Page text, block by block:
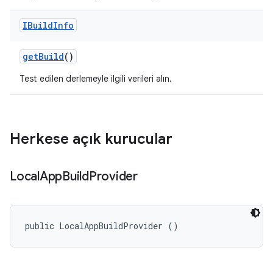
IBuildInfo
getBuild()
Test edilen derlemeyle ilgili verileri alın.
Herkese açık kurucular
LocalAppBuildProvider
public LocalAppBuildProvider ()